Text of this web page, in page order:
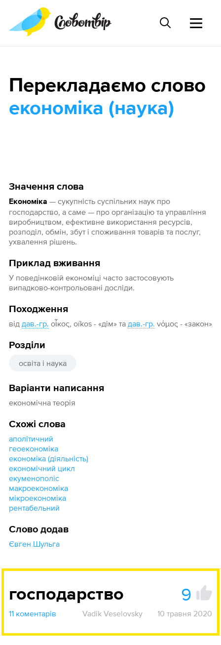
Значення слова
Економіка — сукупність суспільних наук про
господарство, а саме — про організацію та управління
виробництвом, ефективне використання ресурсів,
розподіл, обмін, збут і споживання товарів та послуг,
ухвалення рішень.
Приклад вживання
У поведінковій економіці часто застосовують
випадково-контрольовані досліди.
Походження
від дав.-гр. οἶκος, oíkos - «дім» та дав.-гр. νόμος - «закон»
Розділи
освіта і наука
Варіанти написання
економічна теорія
Схожі слова
аполітичний
геоекономіка
економіка (діяльність)
економічний цикл
екуменополіс
макроекономіка
мікроекономіка
рентабельний
Слово додав
Євген Шульга
Перекладаємо слово
економіка (наука)
господарство 9
11 коментарів Vadik Veselovsky 10 травня 2020